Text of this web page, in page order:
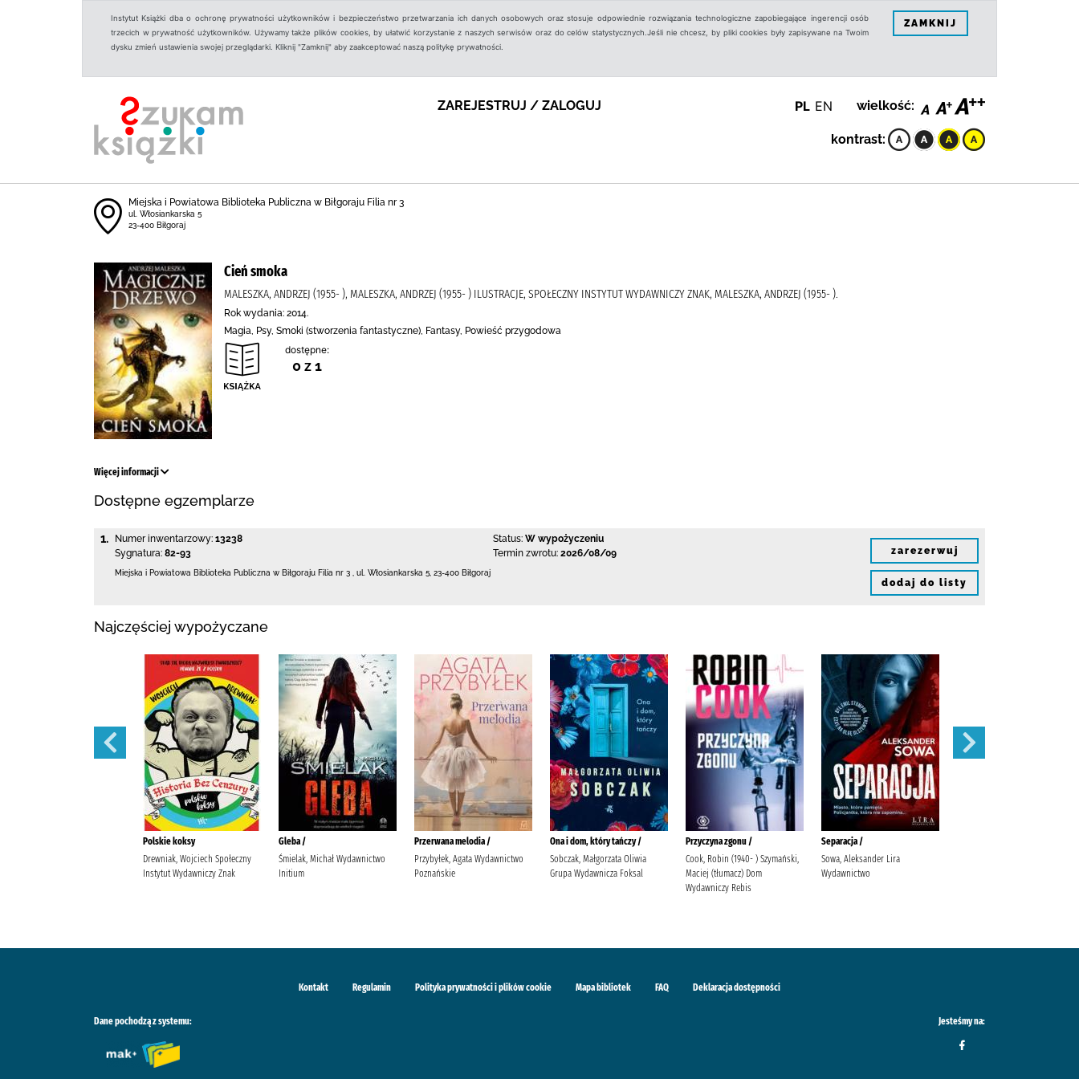
Instytut Książki dba o ochronę prywatności użytkowników i bezpieczeństwo przetwarzania ich danych osobowych oraz stosuje odpowiednie rozwiązania technologiczne zapobiegające ingerencji osób
trzecich w prywatność użytkowników. Używamy także plików cookies, by ułatwić korzystanie z naszych serwisów oraz do celów statystycznych.Jeśli nie chcesz, by pliki cookies były zapisywane na Twoim
dysku zmień ustawienia swojej przeglądarki. Kliknij "Zamknij" aby zaakceptować naszą politykę prywatności.
ZAMKNIJ
ZAREJESTRUJ / ZALOGUJ PL EN wielkość:
kontrast:
Miejska i Powiatowa Biblioteka Publiczna w Biłgoraju Filia nr 3
ul. Włosiankarska 5
23-400 Biłgoraj
Cień smoka
MALESZKA, ANDRZEJ (1955- ), MALESZKA, ANDRZEJ (1955- ) ILUSTRACJE, SPOŁECZNY INSTYTUT WYDAWNICZY ZNAK, MALESZKA, ANDRZEJ (1955- ).
Rok wydania: 2014.
Magia, Psy, Smoki (stworzenia fantastyczne), Fantasy, Powieść przygodowa
dostępne:
0 z 1
Więcej informacji
Dostępne egzemplarze
1. Numer inwentarzowy: 13238
Sygnatura: 82-93
Status: W wypożyczeniu
Termin zwrotu: 2026/08/09
Miejska i Powiatowa Biblioteka Publiczna w Biłgoraju Filia nr 3 ul. Włosiankarska 5 23-400 Biłgoraj
zarezerwuj
dodaj do listy
Najczęściej wypożyczane
Polskie koksy
Drewniak, Wojciech Społeczny
Instytut Wydawniczy Znak
Gleba /
Śmielak, Michał Wydawnictwo
Initium
Przerwana melodia /
Przybyłek, Agata Wydawnictwo
Poznańskie
Ona i dom, który tańczy /
Sobczak, Małgorzata Oliwia
Grupa Wydawnicza Foksal
Przyczyna zgonu /
Cook, Robin (1940- ) Szymański,
Maciej (tłumacz) Dom
Wydawniczy Rebis
Separacja /
Sowa, Aleksander Lira
Wydawnictwo
Kontakt Regulamin Polityka prywatności i plików cookie Mapa bibliotek FAQ Deklaracja dostępności
Dane pochodzą z systemu: Jesteśmy na: